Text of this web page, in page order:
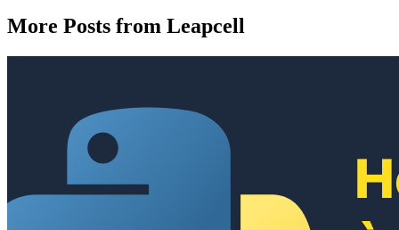
More Posts from Leapcell